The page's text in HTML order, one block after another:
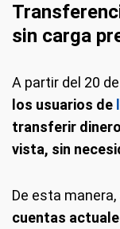
sin carga
A partir del 20
los usuarios de
transferir
vista, sin
De esta manera,
cuentas